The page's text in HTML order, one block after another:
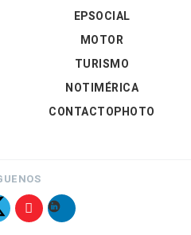
EPSOCIAL
MOTOR
TURISMO
NOTIMÉRICA
CONTACTOPHOTO